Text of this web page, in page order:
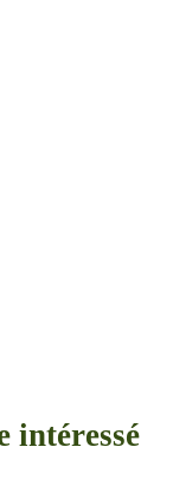
intéressé